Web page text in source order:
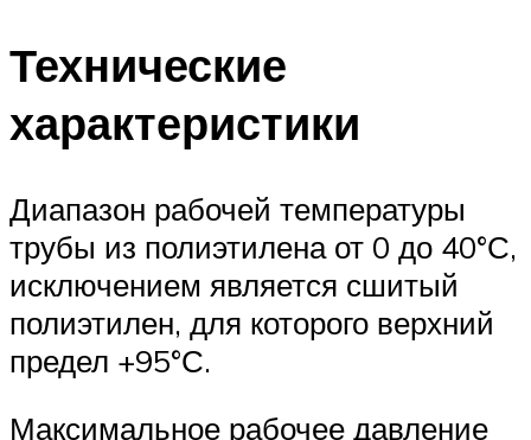
Технические
характеристики
Диапазон рабочей температуры
трубы из полиэтилена от 0 до 40°С,
исключением является сшитый
полиэтилен, для которого верхний
предел +95°С.
Максимальное рабочее давление